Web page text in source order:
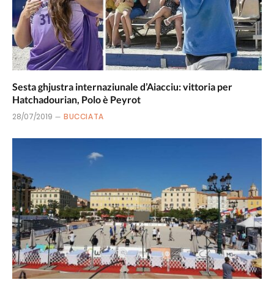
Sesta ghjustra internaziunale d’Aiacciu: vittoria per
Hatchadourian, Polo è Peyrot
28/07/2019 BUCCIATA